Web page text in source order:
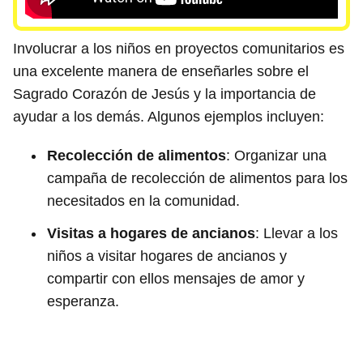
Involucrar a los niños en proyectos comunitarios es
una excelente manera de enseñarles sobre el
Sagrado Corazón de Jesús y la importancia de
ayudar a los demás. Algunos ejemplos incluyen:
Recolección de alimentos: Organizar una
campaña de recolección de alimentos para los
necesitados en la comunidad.
Visitas a hogares de ancianos: Llevar a los
niños a visitar hogares de ancianos y
compartir con ellos mensajes de amor y
esperanza.